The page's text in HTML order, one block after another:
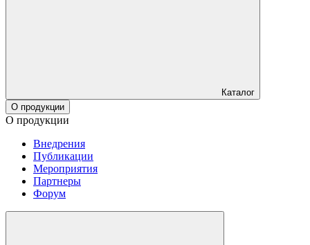
Каталог
О продукции
О продукции
Внедрения
Публикации
Мероприятия
Партнеры
Форум